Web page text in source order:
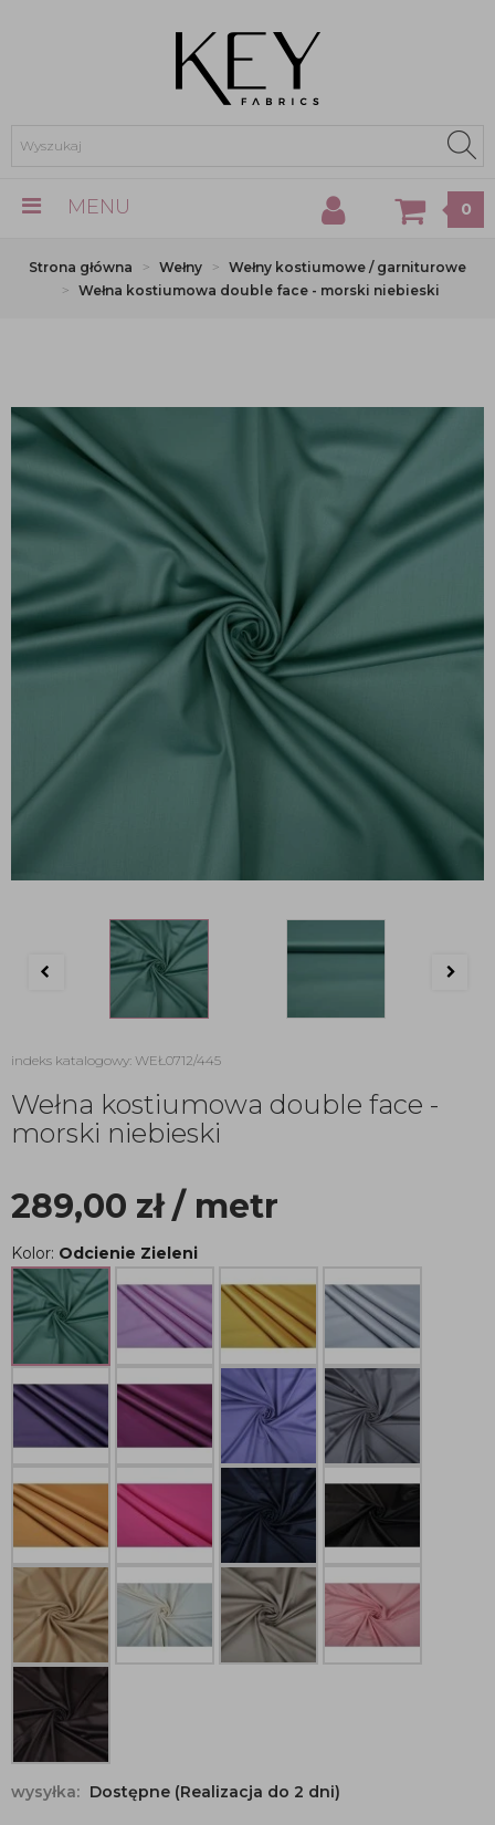
MENU 0
Strona główna Wełny
Wełny kostiumowe / garniturowe
Wełna kostiumowa double face - morski niebieski
indeks katalogowy: WEŁ0712/445
Wełna kostiumowa double face -
morski niebieski
289,00 zł/ metr
Kolor: Odcienie Zieleni
wysyłka: Dostępne (Realizacja do 2 dni)